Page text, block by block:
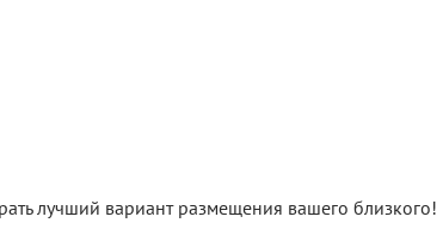
лучший вариант размещения вашего близкого!